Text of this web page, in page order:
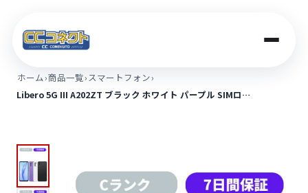
商品一覧
店舗案内
ホーム›商品一覧›スマートフォン›
Libero 5G III A202ZT ブラック ホワイト パープル SIMロ…